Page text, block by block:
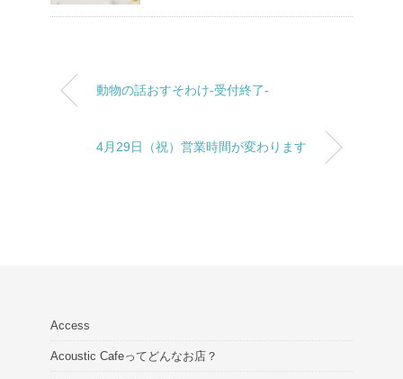
動物の話おすそわけ-受付終了-
4月29日（祝）営業時間が変わります
Access
Acoustic Cafeってどんなお店？